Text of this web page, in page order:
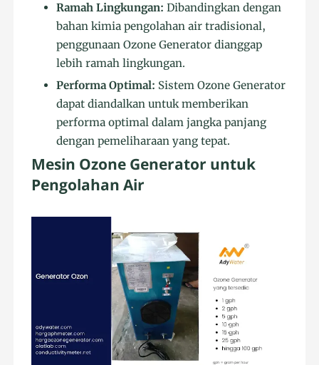
Ramah Lingkungan: Dibandingkan dengan
bahan kimia pengolahan air tradisional,
penggunaan Ozone Generator dianggap
lebih ramah lingkungan.
Performa Optimal: Sistem Ozone Generator
dapat diandalkan untuk memberikan
performa optimal dalam jangka panjang
dengan pemeliharaan yang tepat.
Mesin Ozone Generator untuk
Pengolahan Air